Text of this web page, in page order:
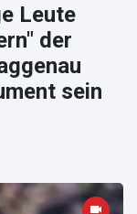
Leute
der
sein